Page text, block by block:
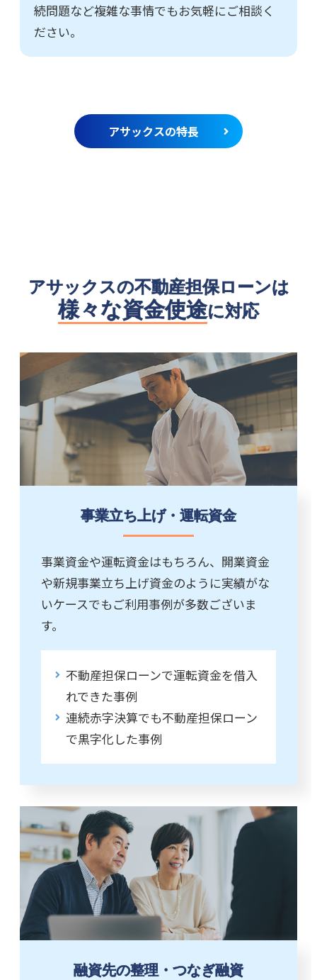
続問題など複雑な事情でもお気軽にご相談く
ださい。
アサックスの特長
アサックスの不動産担保ローンは
様々な資金使途に対応
事業立ち上げ・運転資金
事業資金や運転資金はもちろん、開業資金
や新規事業立ち上げ資金のように実績がな
いケースでもご利用事例が多数ございま
す。
不動産担保ローンで運転資金を借入
れできた事例
連続赤字決算でも不動産担保ローン
で黒字化した事例
融資先の整理・つなぎ融資